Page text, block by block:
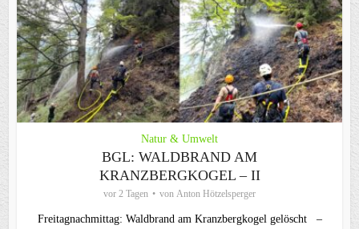
Natur & Umwelt
BGL: WALDBRAND AM
KRANZBERGKOGEL – II
vor 2 Tagen von Anton Hötzelsperger
Freitagnachmittag: Waldbrand am Kranzbergkogel gelöscht –